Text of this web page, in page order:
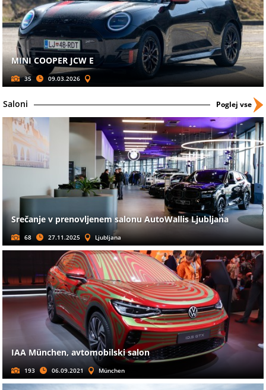
MINI COOPER JCW E
35 09.03.2026
Saloni Poglej vse
Srečanje v prenovljenem salonu AutoWallis Ljubljana
68 27.11.2025 Ljubljana
IAA München, avtomobilski salon
193 06.09.2021 München